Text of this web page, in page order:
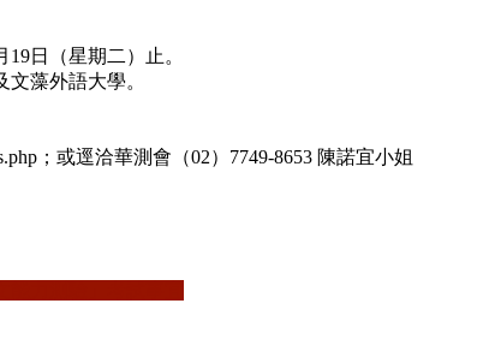
日（星期二）止。
藻外語大學。
；或逕洽華測會（02）7749-8653 陳諾宜小姐